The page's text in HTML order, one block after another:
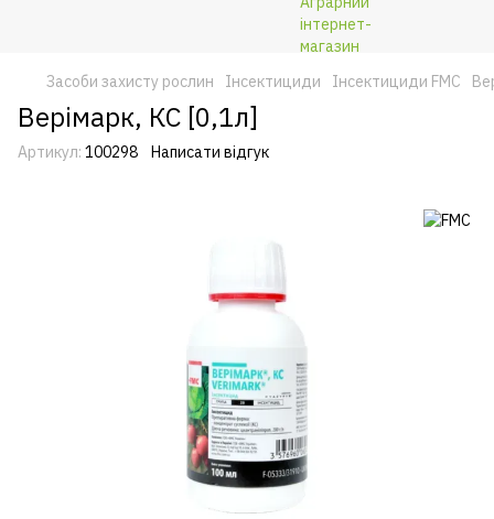
Засоби захисту рослин Інсектициди Інсектициди FMC
Верімарк, КС [0,1л]
Артикул: 100298 Написати відгук